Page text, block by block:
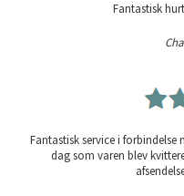
Fantastisk
Fantastisk service i
dag som varen blev